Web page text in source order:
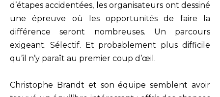
d’étapes accidentées, les organisateurs ont dessiné
une épreuve où les opportunités de faire la
différence seront nombreuses. Un parcours
exigeant. Sélectif. Et probablement plus difficile
qu’il n’y paraît au premier coup d’œil.
Christophe Brandt et son équipe semblent avoir